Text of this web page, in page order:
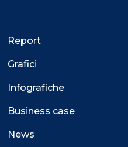
Report
Grafici
Infografiche
Business case
News